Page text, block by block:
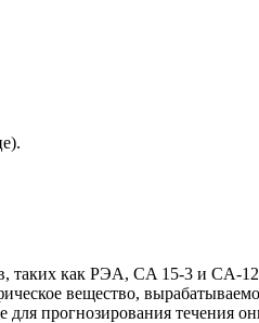
таких как РЭА, CA 15-3 и CA-
вещество,
прогнозирования течения